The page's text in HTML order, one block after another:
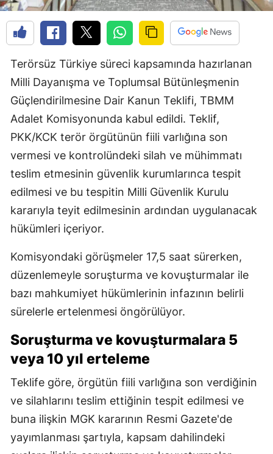
Terörsüz Türkiye süreci kapsamında hazırlanan
Milli Dayanışma ve Toplumsal Bütünleşmenin
Güçlendirilmesine Dair Kanun Teklifi, TBMM
Adalet Komisyonunda kabul edildi. Teklif,
PKK/KCK terör örgütünün fiili varlığına son
vermesi ve kontrolündeki silah ve mühimmatı
teslim etmesinin güvenlik kurumlarınca tespit
edilmesi ve bu tespitin Milli Güvenlik Kurulu
kararıyla teyit edilmesinin ardından uygulanacak
hükümleri içeriyor.
Komisyondaki görüşmeler 17,5 saat sürerken,
düzenlemeyle soruşturma ve kovuşturmalar ile
bazı mahkumiyet hükümlerinin infazının belirli
sürelerle ertelenmesi öngörülüyor.
Soruşturma ve kovuşturmalara 5
veya 10 yıl erteleme
Teklife göre, örgütün fiili varlığına son verdiğinin
ve silahlarını teslim ettiğinin tespit edilmesi ve
buna ilişkin MGK kararının Resmi Gazete'de
yayımlanması şartıyla, kapsam dahilindeki